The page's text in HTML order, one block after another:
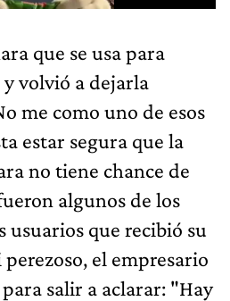
que se usa para
volvió a dejarla
me como uno de esos
estar segura que la
no tiene chance de
algunos de los
usuarios que recibió su
el empresario
salir a aclarar: "Hay